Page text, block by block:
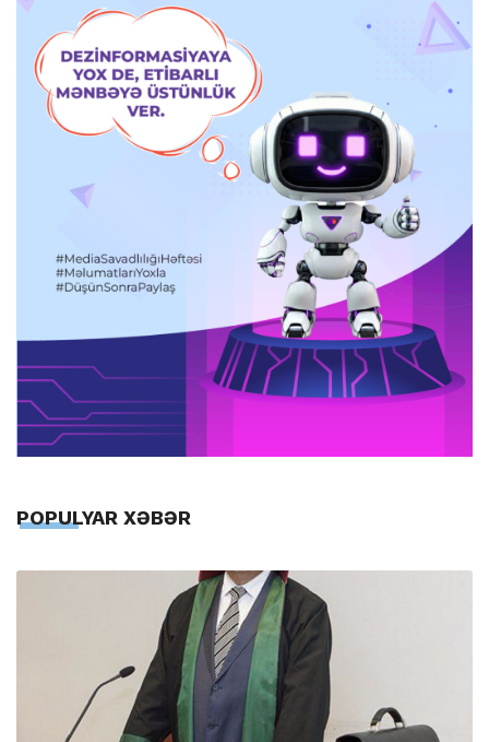
POPULYAR XƏBƏR